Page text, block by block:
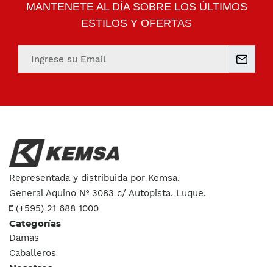
MANTENETE AL DÍA SOBRE LOS ÚLTIMOS
ESTILOS Y OFERTAS
Representada y distribuida por Kemsa.
General Aquino Nº 3083 c/ Autopista, Luque.
(+595) 21 688 1000
Categorías
Damas
Caballeros